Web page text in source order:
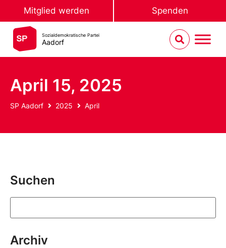
Mitglied werden Spenden
Sozialdemokratische Partei
Aadorf
April 15, 2025
SP Aadorf 2025 April
Suchen
Archiv